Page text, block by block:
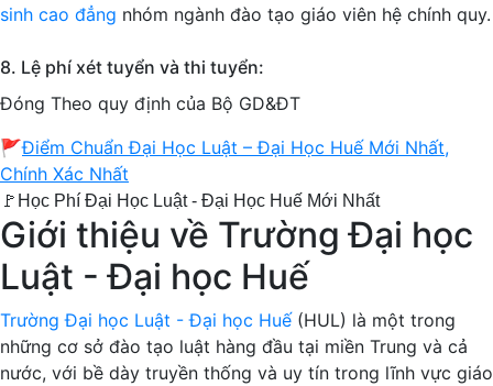
sinh cao đẳng nhóm ngành đào tạo giáo viên hệ chính quy.
8. Lệ phí xét tuyển và thi tuyển:
Đóng Theo quy định của Bộ GD&ĐT
🚩Điểm Chuẩn Đại Học Luật – Đại Học Huế Mới Nhất,
Chính Xác Nhất
🚩Học Phí Đại Học Luật - Đại Học Huế Mới Nhất
Giới thiệu về Trường Đại học
Luật - Đại học Huế
Trường Đại học Luật - Đại học Huế (HUL) là một trong
những cơ sở đào tạo luật hàng đầu tại miền Trung và cả
nước, với bề dày truyền thống và uy tín trong lĩnh vực giáo